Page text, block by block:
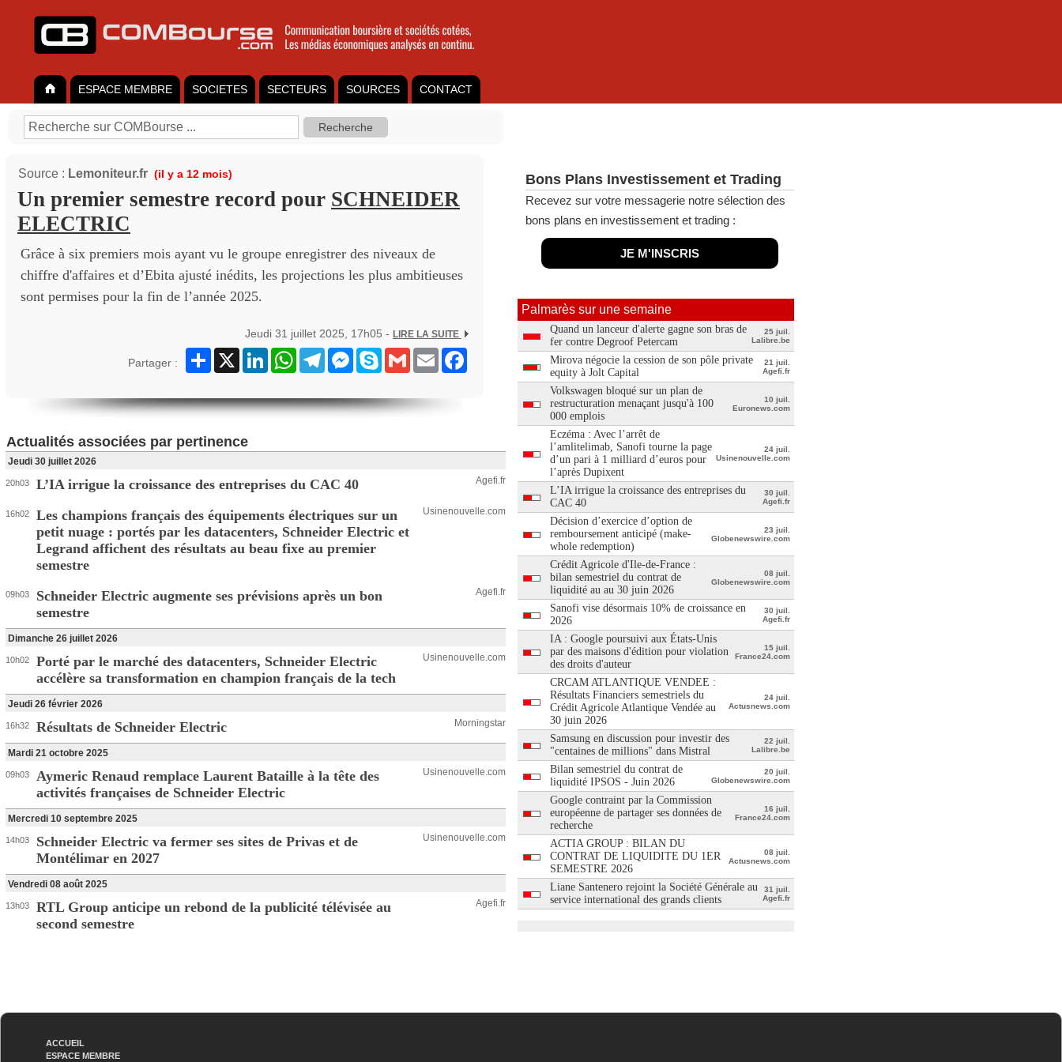
ESPACE MEMBRE SOCIETES SECTEURS SOURCES CONTACT
Source : Lemoniteur.fr (il y a 12 mois)
Un premier semestre record pour SCHNEIDER
ELECTRIC
Grâce à six premiers mois ayant vu le groupe enregistrer des niveaux de
chiffre d'affaires et d’Ebita ajusté inédits, les projections les plus ambitieuses
sont permises pour la fin de l’année 2025.
Jeudi 31 juillet 2025, 17h05 - LIRE LA SUITE
Partager :
Partager
X LinkedInWhatsAppTelegramMessenger
Skype Gmail Email
Actualités associées par pertinence
Jeudi 30 juillet 2026
20h03 L’IA irrigue la croissance des entreprises du CAC 40 Agefi.fr
16h02
Les champions français des équipements électriques sur un
petit nuage : portés par les datacenters, Schneider Electric et
Legrand affichent des résultats au beau fixe au premier
semestre
Usinenouvelle.com
09h03
Schneider Electric augmente ses prévisions après un bon
semestre
Agefi.fr
Dimanche 26 juillet 2026
10h02
Porté par le marché des datacenters, Schneider Electric
accélère sa transformation en champion français de la tech
Usinenouvelle.com
Jeudi 26 février 2026
16h32 Résultats de Schneider Electric Morningstar
Mardi 21 octobre 2025
09h03
Aymeric Renaud remplace Laurent Bataille à la tête des
activités françaises de Schneider Electric
Usinenouvelle.com
Mercredi 10 septembre 2025
14h03
Schneider Electric va fermer ses sites de Privas et de
Montélimar en 2027
Usinenouvelle.com
Vendredi 08 août 2025
13h03
RTL Group anticipe un rebond de la publicité télévisée au
second semestre
Agefi.fr
Bons Plans Investissement et Trading
Recevez sur votre messagerie notre sélection des
bons plans en investissement et trading :
JE M'INSCRIS
Palmarès sur une semaine
Quand un lanceur d'alerte gagne son bras de
fer contre Degroof Petercam
25 juil.
Lalibre.be
Mirova négocie la cession de son pôle private
equity à Jolt Capital
21 juil.
Agefi.fr
Volkswagen bloqué sur un plan de
restructuration menaçant jusqu'à 100
000 emplois
10 juil.
Euronews.com
Eczéma : Avec l’arrêt de
l’amlitelimab, Sanofi tourne la page
d’un pari à 1 milliard d’euros pour
l’après Dupixent
24 juil.
Usinenouvelle.com
L’IA irrigue la croissance des entreprises du
CAC 40
30 juil.
Agefi.fr
Décision d’exercice d’option de
remboursement anticipé (make-
whole redemption)
23 juil.
Globenewswire.com
Crédit Agricole d'Ile-de-France :
bilan semestriel du contrat de
liquidité au au 30 juin 2026
08 juil.
Globenewswire.com
Sanofi vise désormais 10% de croissance en
2026
30 juil.
Agefi.fr
IA : Google poursuivi aux États-Unis
par des maisons d'édition pour violation
des droits d'auteur
15 juil.
France24.com
CRCAM ATLANTIQUE VENDEE :
Résultats Financiers semestriels du
Crédit Agricole Atlantique Vendée au
30 juin 2026
24 juil.
Actusnews.com
Samsung en discussion pour investir des
"centaines de millions" dans Mistral
22 juil.
Lalibre.be
Bilan semestriel du contrat de
liquidité IPSOS - Juin 2026
20 juil.
Globenewswire.com
Google contraint par la Commission
européenne de partager ses données de
recherche
16 juil.
France24.com
ACTIA GROUP : BILAN DU
CONTRAT DE LIQUIDITE DU 1ER
SEMESTRE 2026
08 juil.
Actusnews.com
Liane Santenero rejoint la Société Générale au
service international des grands clients
31 juil.
Agefi.fr
ACCUEIL
ESPACE MEMBRE